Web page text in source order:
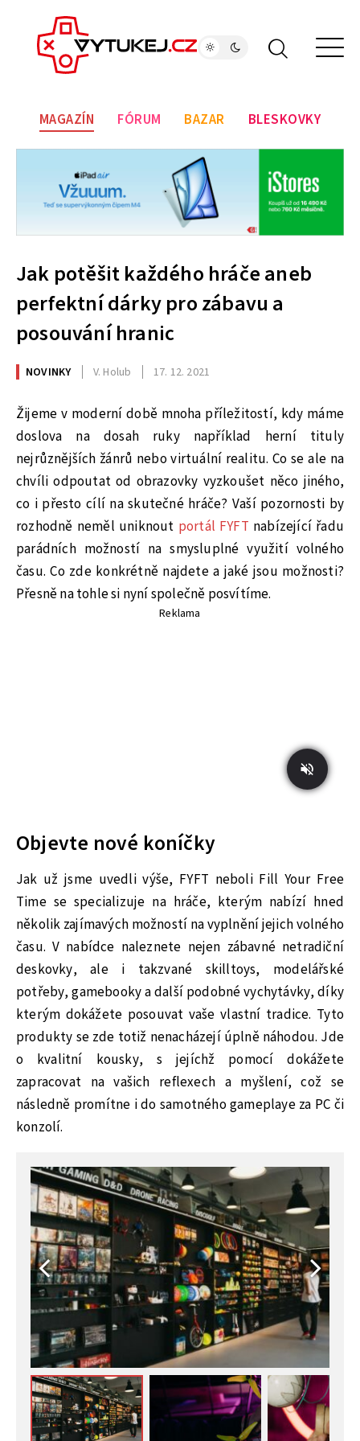
MAGAZÍN FÓRUM BAZAR BLESKOVKY
Jak potěšit každého hráče aneb
perfektní dárky pro zábavu a
posouvání hranic
NOVINKY V. Holub 17. 12. 2021
Žijeme v moderní době mnoha příležitostí, kdy máme
doslova na dosah ruky například herní tituly
nejrůznějších žánrů nebo virtuální realitu. Co se ale na
chvíli odpoutat od obrazovky vyzkoušet něco jiného,
co i přesto cílí na skutečné hráče? Vaší pozornosti by
rozhodně neměl uniknout portál FYFT nabízející řadu
parádních možností na smysluplné využití volného
času. Co zde konkrétně najdete a jaké jsou možnosti?
Přesně na tohle si nyní společně posvítíme.
Reklama
Objevte nové koníčky
Jak už jsme uvedli výše, FYFT neboli Fill Your Free
Time se specializuje na hráče, kterým nabízí hned
několik zajímavých možností na vyplnění jejich volného
času. V nabídce naleznete nejen zábavné netradiční
deskovky, ale i takzvané skilltoys, modelářské
potřeby, gamebooky a další podobné vychytávky, díky
kterým dokážete posouvat vaše vlastní tradice. Tyto
produkty se zde totiž nenacházejí úplně náhodou. Jde
o kvalitní kousky, s jejíchž pomocí dokážete
zapracovat na vašich reflexech a myšlení, což se
následně promítne i do samotného gameplaye za PC či
konzolí.